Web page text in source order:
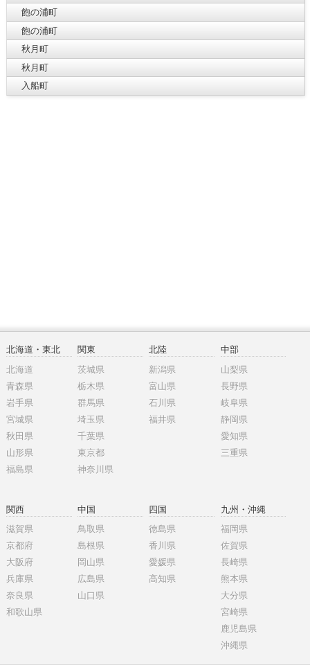
飽の浦町
飽の浦町
秋月町
秋月町
入船町
北海道・東北
北海道
青森県
岩手県
宮城県
秋田県
山形県
福島県
関東
茨城県
栃木県
群馬県
埼玉県
千葉県
東京都
神奈川県
北陸
新潟県
富山県
石川県
福井県
中部
山梨県
長野県
岐阜県
静岡県
愛知県
三重県
関西
滋賀県
京都府
大阪府
兵庫県
奈良県
和歌山県
中国
鳥取県
島根県
岡山県
広島県
山口県
四国
徳島県
香川県
愛媛県
高知県
九州・沖縄
福岡県
佐賀県
長崎県
熊本県
大分県
宮崎県
鹿児島県
沖縄県